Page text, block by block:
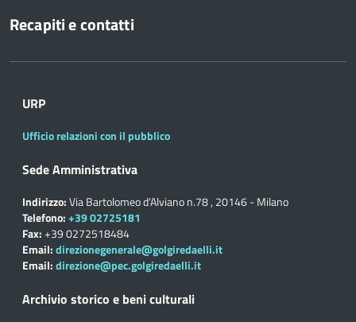
Recapiti e contatti
URP
Ufficio relazioni con il pubblico
Sede Amministrativa
Indirizzo:Via Bartolomeo d'Alviano n.78 , 20146 - Milano
Telefono:+39 02725181
Fax:+39 0272518484
Email:direzionegenerale@golgiredaelli.it
Email:direzione@pec.golgiredaelli.it
Archivio storico e beni culturali